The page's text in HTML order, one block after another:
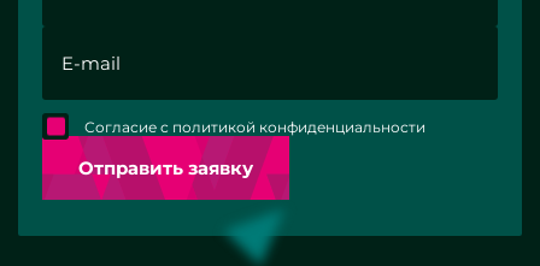
Отправить заявку
Согласие с политикой конфиденциальности